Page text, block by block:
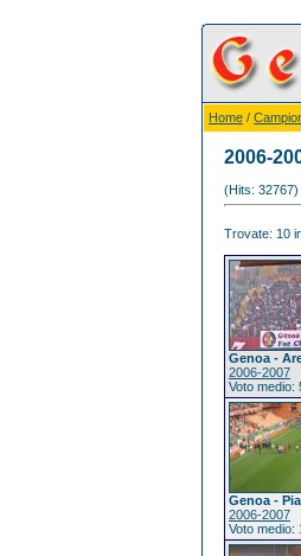
Home /
2006-
(Hits: 32767)
Trovate: 10
Genoa -
2006-2007
Voto medio:
Genoa -
2006-2007
Voto medio: